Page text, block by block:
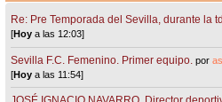
Re: Pre Temporada del Sevilla, durante la
[Hoy a las 12:03]
Sevilla F.C. Femenino. Primer equipo. por
[Hoy a las 11:54]